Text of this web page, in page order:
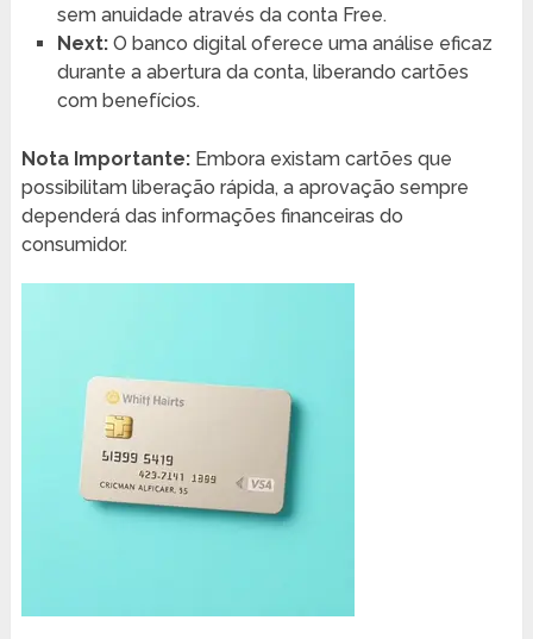
sem anuidade através da conta Free.
Next:O banco digital oferece uma análise eficaz
durante a abertura da conta, liberando cartões
com benefícios.
Nota Importante:Embora existam cartões que
possibilitam liberação rápida, a aprovação sempre
dependerá das informações financeiras do
consumidor.